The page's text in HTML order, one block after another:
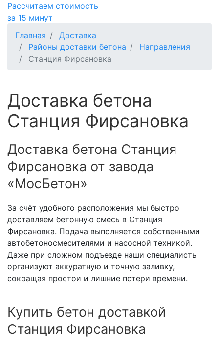
Рассчитаем стоимость
за 15 минут
Главная
Доставка
Районы доставки бетона
Направления
Станция Фирсановка
Доставка бетона
Станция Фирсановка
Доставка бетона Станция
Фирсановка от завода
«МосБетон»
За счёт удобного расположения мы быстро
доставляем бетонную смесь в Станция
Фирсановка. Подача выполняется собственными
автобетоносмесителями и насосной техникой.
Даже при сложном подъезде наши специалисты
организуют аккуратную и точную заливку,
сокращая простои и лишние потери времени.
Купить бетон доставкой
Станция Фирсановка